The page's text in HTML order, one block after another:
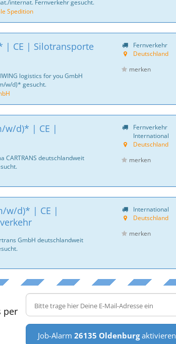
internat. Fernverkehr gesucht.
Spedition
| CE | Silotransporte
logistics for you GmbH
w/d)* gesucht.
Fernverkehr
Deutschland
merken
w/d)* | CE |
CARTRANS deutschlandweit
Fernverkehr
International
Deutschland
merken
w/d)* | CE |
GmbH deutschlandweit
International
Deutschland
merken
per
Job-Alarm26135 Oldenburgaktivieren